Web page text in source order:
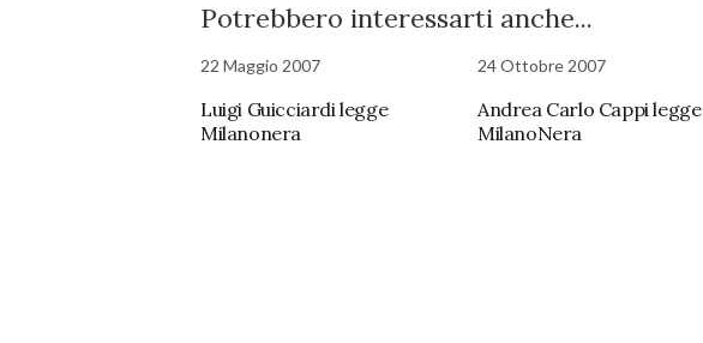
Potrebbero interessarti anche...
22 Maggio 2007
Luigi Guicciardi legge
Milanonera
24 Ottobre 2007
Andrea Carlo Cappi legge
MilanoNera